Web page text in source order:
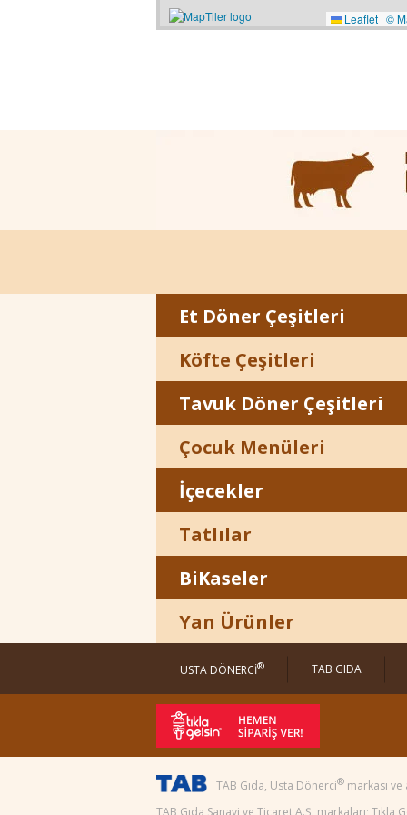
Leaflet | ©
Et Döner Çeşitleri
Köfte Çeşitleri
Tavuk Döner Çeşitleri
Çocuk Menüleri
İçecekler
Tatlılar
BiKaseler
Yan Ürünler
USTA DÖNERCİ® TAB GIDA
TAB Gıda, Usta Dönerci® markası